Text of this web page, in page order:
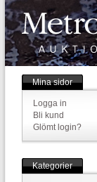
Mina sidor
Logga in
Bli kund
Glömt login?
Kategorier